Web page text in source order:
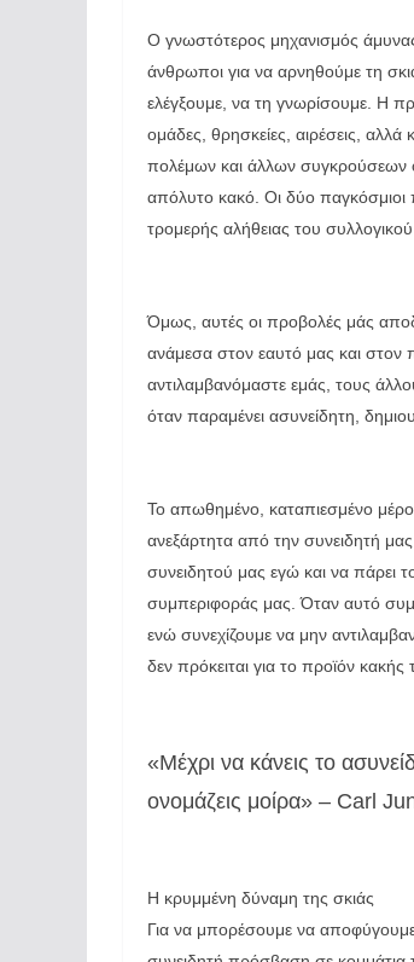
Ο γνωστότερος μηχανισμός
άνθρωποι για να αρνηθούμε τη
ελέγξουμε, να τη γνωρίσουμε. Η
ομάδες, θρησκείες, αιρέσεις, αλλά
πολέμων και άλλων συγκρούσεων
απόλυτο κακό. Οι δύο παγκόσμιοι
τρομερής αλήθειας του συλλογικού
Όμως, αυτές οι προβολές μάς
ανάμεσα στον εαυτό μας και
αντιλαμβανόμαστε εμάς, τους
όταν παραμένει ασυνείδητη,
Το απωθημένο, καταπιεσμένο
ανεξάρτητα από την συνειδητή
συνειδητού μας εγώ και να πάρει
συμπεριφοράς μας. Όταν αυτό
ενώ συνεχίζουμε να μην
δεν πρόκειται για το προϊόν κακής
«Μέχρι να κάνεις το
ονομάζεις μοίρα» – Carl
Η κρυμμένη δύναμη της σκιάς
Για να μπορέσουμε να